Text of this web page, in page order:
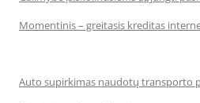
Momentinis – greitasis kreditas
Auto supirkimas naudotų transporto